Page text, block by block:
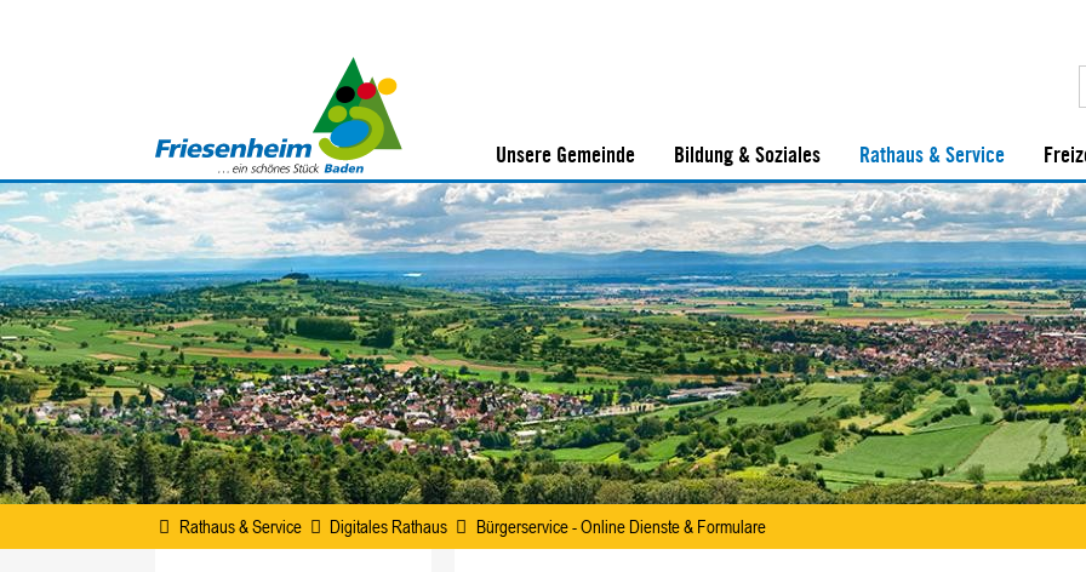
Unsere Gemeinde Bildung & Soziales Rathaus & Service
Rathaus & Service Digitales Rathaus Bürgerservice - Online Dienste & Formulare